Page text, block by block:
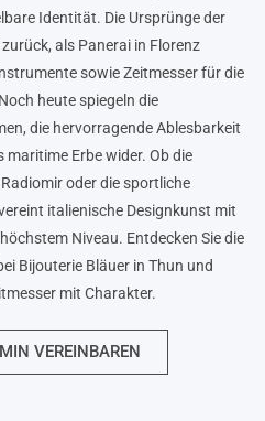
Identität. Die Ursprünge der
als Panerai in Florenz
sowie Zeitmesser für die
heute spiegeln die
die hervorragende Ablesbarkeit
maritime Erbe wider. Ob die
oder die sportliche
italienische Designkunst mit
Niveau. Entdecken Sie die
Bijouterie Bläuer in Thun und
mit Charakter.
VEREINBAREN